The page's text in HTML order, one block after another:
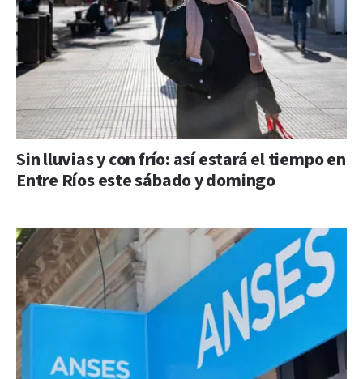
Sin lluvias y con frío: así estará el tiempo en
Entre Ríos este sábado y domingo